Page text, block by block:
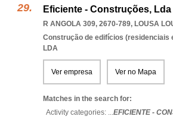
Eficiente - Construções, Lda
R ANGOLA 309, 2670-789, LOUSA
Construção de edifícios (residenciais
LDA
Ver empresa Ver no Mapa
Matches in the search for:
Activity categories: ...EFICIENTE -